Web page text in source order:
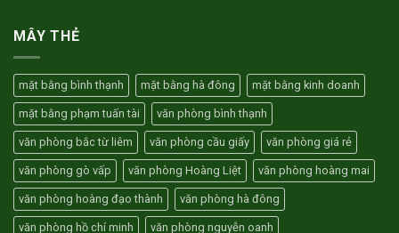
văn
phòng
Sơn
Gò
Vấp
HCM
trọn
gói
3
triệu
MÂY THẺ
mặt bằng bình thạnh mặt bằng hà đông mặt bằng kinh doanh
mặt bằng phạm tuấn tài văn phòng bình thạnh
văn phòng bắc từ liêm văn phòng cầu giấy văn phòng giá rẻ
văn phòng gò vấp văn phòng Hoàng Liệt văn phòng hoàng mai
văn phòng hoàng đạo thành văn phòng hà đông
văn phòng hồ chí minh văn phòng nguyễn oanh